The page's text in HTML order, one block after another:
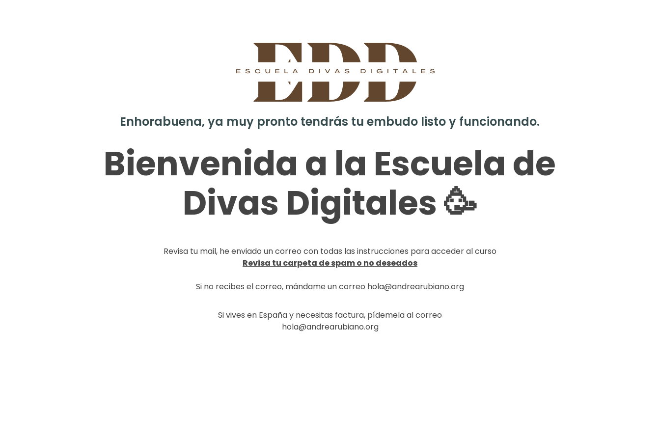
Enhorabuena, ya muy pronto tendrás tu embudo listo y funcionando.
Bienvenida a la Escuela de
Divas Digitales 🥳
Revisa tu mail, he enviado un correo con todas las instrucciones para acceder al curso
Revisa tu carpeta de spam o no deseados
Si no recibes el correo, mándame un correo hola@andrearubiano.org
Si vives en España y necesitas factura, pídemela al correo
hola@andrearubiano.org